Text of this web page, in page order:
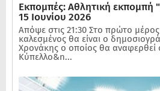
Εκπομπές: Αθλητική εκπομπή
15 Ιουνίου 2026
Απόψε στις 21:30 Στο πρώτο
καλεσμένος θα είναι ο
Χρονάκης ο οποίος θα αναφερθεί
Κύπελλο&n...